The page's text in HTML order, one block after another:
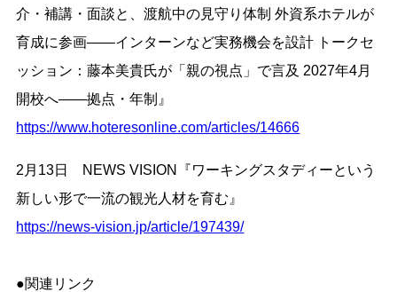
介・補講・面談と、渡航中の見守り体制 外資系ホテルが
育成に参画——インターンなど実務機会を設計 トークセ
ッション：藤本美貴氏が「親の視点」で言及 2027年4月
開校へ——拠点・年制』
https://www.hoteresonline.com/articles/14666
2月13日 NEWS VISION『ワーキングスタディーという
新しい形で一流の観光人材を育む』
https://news-vision.jp/article/197439/
●関連リンク